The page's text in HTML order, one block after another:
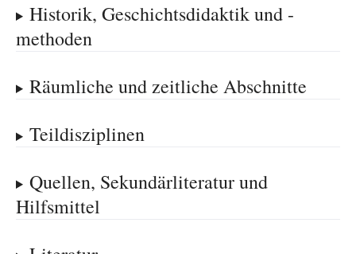
Historik, Geschichtsdidaktik und -
methoden
Räumliche und zeitliche Abschnitte
Teildisziplinen
Quellen, Sekundärliteratur und
Hilfsmittel